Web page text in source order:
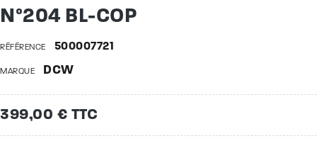
N°204 BL-COP
RÉFÉRENCE 500007721
MARQUE DCW
399,00 € TTC